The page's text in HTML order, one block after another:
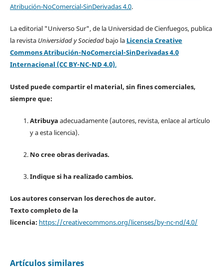
Atribución-NoComercial-SinDerivadas 4.0.
La editorial "Universo Sur", de la Universidad de Cienfuegos, publica
la revista Universidad y Sociedad bajo la Licencia Creative
Commons Atribución-NoComercial-SinDerivadas 4.0
Internacional (CC BY-NC-ND 4.0).
Usted puede compartir el material, sin fines comerciales,
siempre que:
Atribuya adecuadamente (autores, revista, enlace al artículo
y a esta licencia).
No cree obras derivadas.
Indique si ha realizado cambios.
Los autores conservan los derechos de autor.
Texto completo de la
licencia: https://creativecommons.org/licenses/by-nc-nd/4.0/
Artículos similares